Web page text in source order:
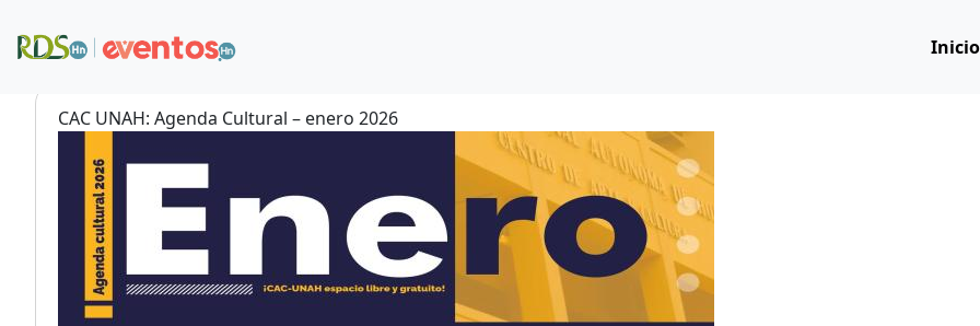
Pasar al contenido principal
Inicio
CAC UNAH: Agenda Cultural – enero 2026